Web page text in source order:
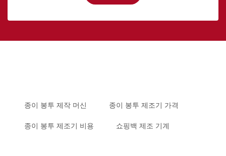
종이 봉투 제작 머신 종이 봉투 제조기 가격
종이 봉투 제조기 비용 쇼핑백 제조 기계